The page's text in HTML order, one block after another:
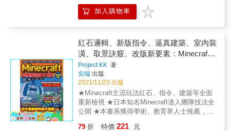
遊戲中堆方塊、蓋建築、打怪冒險，甚至還可
以利用遊戲內建，類似電路訊號的紅石(Red
Stone)玩法等規則，去串聯物件做成自動機
關。更有讓遊戲世界充滿變化的指令與指令方
塊的便利功能。本遊戲獲得獎項眾多，直至
2021年5月，銷售量已達到2.38億套，成為有史
以來最暢銷的電子遊戲。 & @玩Minecraft可以
幫助小朋友那些地方 ★創造能力：為了想蓋出
漂亮或逼真的建築，需要事先思考挑選甚麼方
塊，長寬高比例各為多少，空間內物件要怎麼
布置才能實用與美觀並重等，擬真仿摹的過程
中將可以培養小朋友創造所需的觀察與規劃的
冒險更順利，需要在出發前準備好裝備、食物
的基礎概念，並且與未來陸續會在生活中發現
的應用相連結，早一步理解與適應新科技帶來
加入購物車
紅石邏輯、新版指令、逼真建築、室內裝
潢、取景訣竅、改版新要素：Minecraft
必學技法811招
Project KK 著
尖端 出版
2021/11/23 出版
★Minecraft主流玩法紅石、指令、建築等全面
重新檢視 ★日本知名Minecraft達人團隊技法全
公開 ★本書系獲得學術、教育界人士推薦，特
79 折 特價 221 元